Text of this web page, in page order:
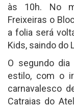
às 10h. No
Freixeiras o
a folia será
Kids, saindo do
O segundo
estilo, com o
carnavalesco
Catraias do